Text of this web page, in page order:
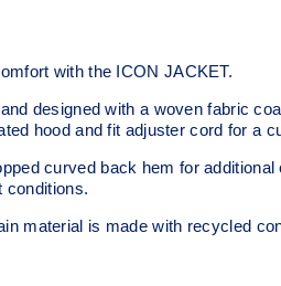
with the ICON JACKET.
designed with a woven fabric
hood and fit adjuster cord for a
curved back hem for
conditions.
material is made with recycled